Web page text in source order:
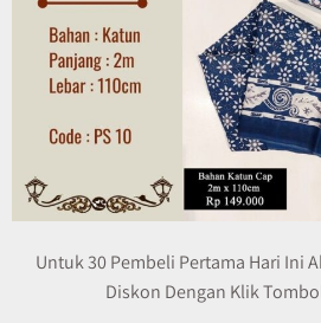
Untuk 30 Pembeli Pertama Hari Ini
Diskon Dengan Klik